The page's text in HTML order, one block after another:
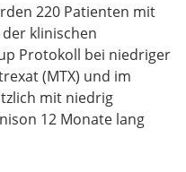
220 Patienten mit
der klinischen
Protokoll bei niedriger
(MTX) und im
mit niedrig
12 Monate lang